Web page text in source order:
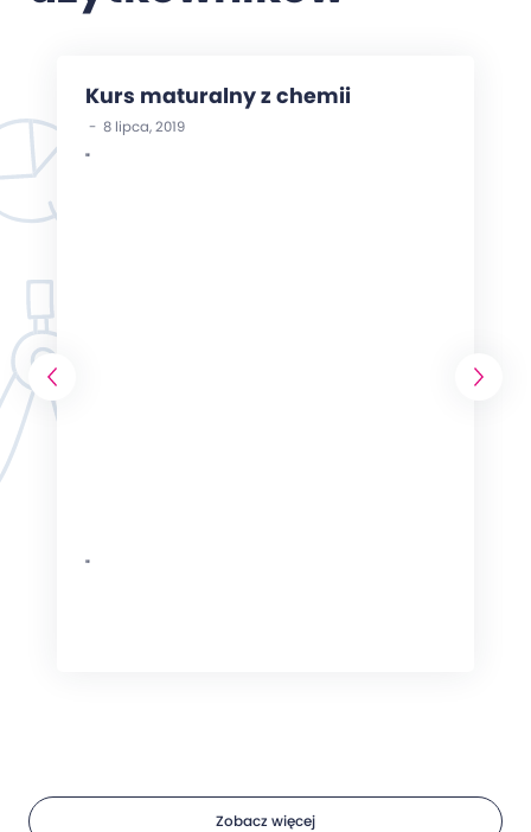
Kurs maturalny z chemii
- 8 lipca, 2019
"
"
Zobacz więcej